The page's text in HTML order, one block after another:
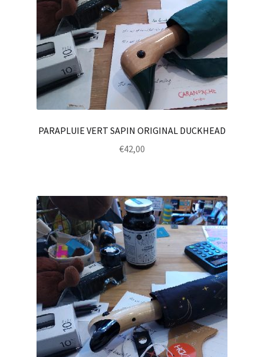
PARAPLUIE VERT SAPIN ORIGINAL DUCKHEAD
€42,00